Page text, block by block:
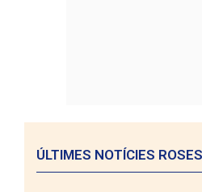
ÚLTIMES NOTÍCIES ROSES